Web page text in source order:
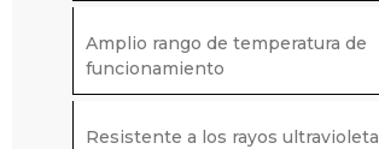
Amplio rango de temperatura de
funcionamiento
Resistente a los rayos ultravioleta